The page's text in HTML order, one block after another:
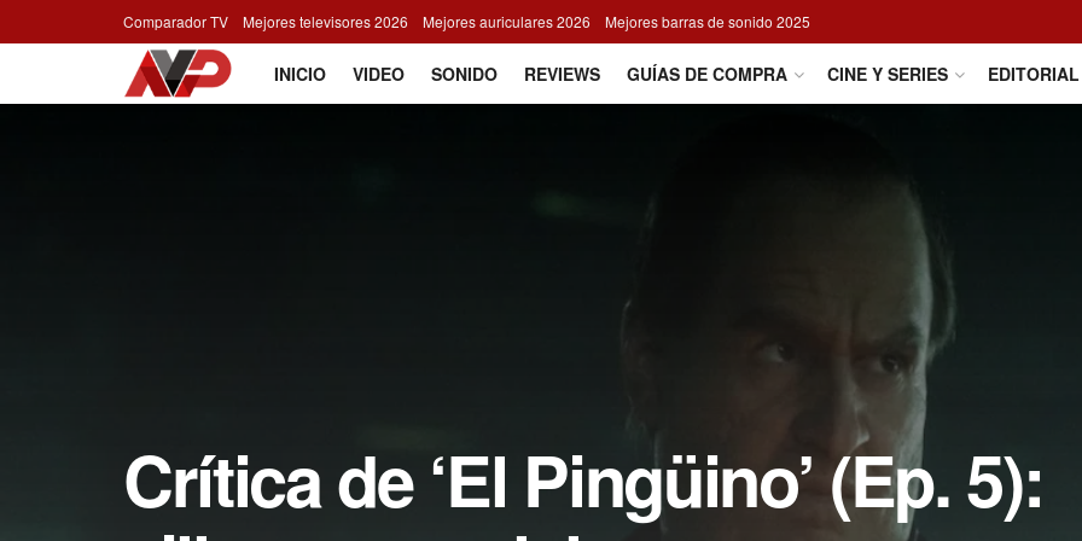
Comparador TV Mejores televisores 2026 Mejores auriculares 2026 Mejores barras de sonido 2025
INICIO VIDEO SONIDO REVIEWS GUÍAS DE COMPRA CINE Y SERIES EDITORIAL
Crítica de ‘El Pingüino’ (Ep. 5):